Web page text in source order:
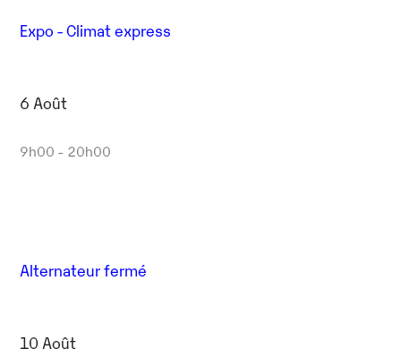
Expo - Climat express
6 Août
9h00 - 20h00
Alternateur fermé
10 Août